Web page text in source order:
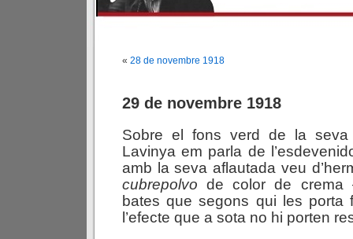
« 28 de novembre 1918
29 de novembre 1918
Sobre el fons verd de la seva
Lavinya em parla de
amb la seva aflautada veu
cubrepolvo de color de crema
bates que segons qui les porta
l’efecte que a sota no hi porten